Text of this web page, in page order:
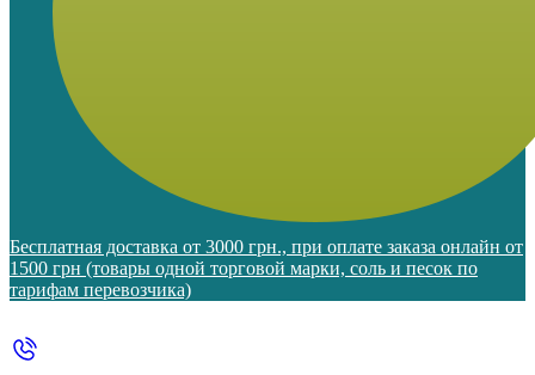
Бесплатная доставка от 3000 грн., при оплате заказа онлайн от
1500 грн (товары одной торговой марки, соль и песок по
тарифам перевозчика)